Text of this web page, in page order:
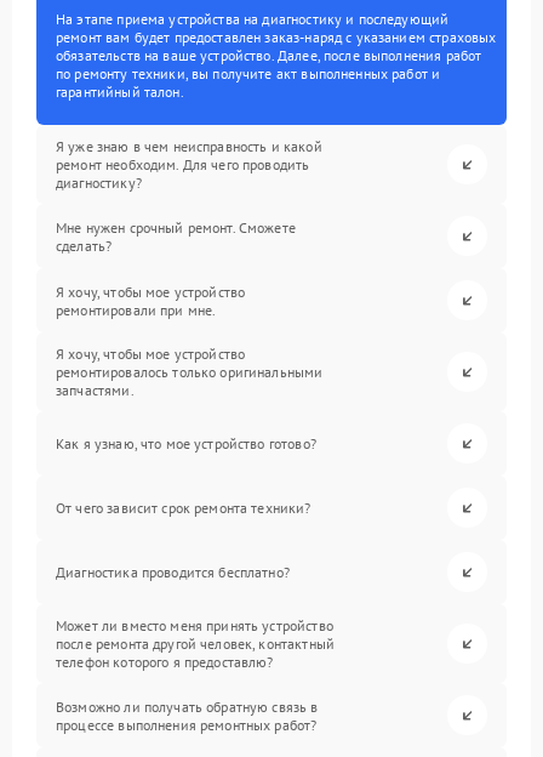
На этапе приема устройства на диагностику и последующий
ремонт вам будет предоставлен заказ-наряд с указанием страховых
обязательств на ваше устройство. Далее, после выполнения работ
по ремонту техники, вы получите акт выполненных работ и
гарантийный талон.
Я уже знаю в чем неисправность и какой
ремонт необходим. Для чего проводить
диагностику?
Мне нужен срочный ремонт. Сможете
сделать?
Я хочу, чтобы мое устройство
ремонтировали при мне.
Я хочу, чтобы мое устройство
ремонтировалось только оригинальными
запчастями.
Как я узнаю, что мое устройство готово?
От чего зависит срок ремонта техники?
Диагностика проводится бесплатно?
Может ли вместо меня принять устройство
после ремонта другой человек, контактный
телефон которого я предоставлю?
Возможно ли получать обратную связь в
процессе выполнения ремонтных работ?